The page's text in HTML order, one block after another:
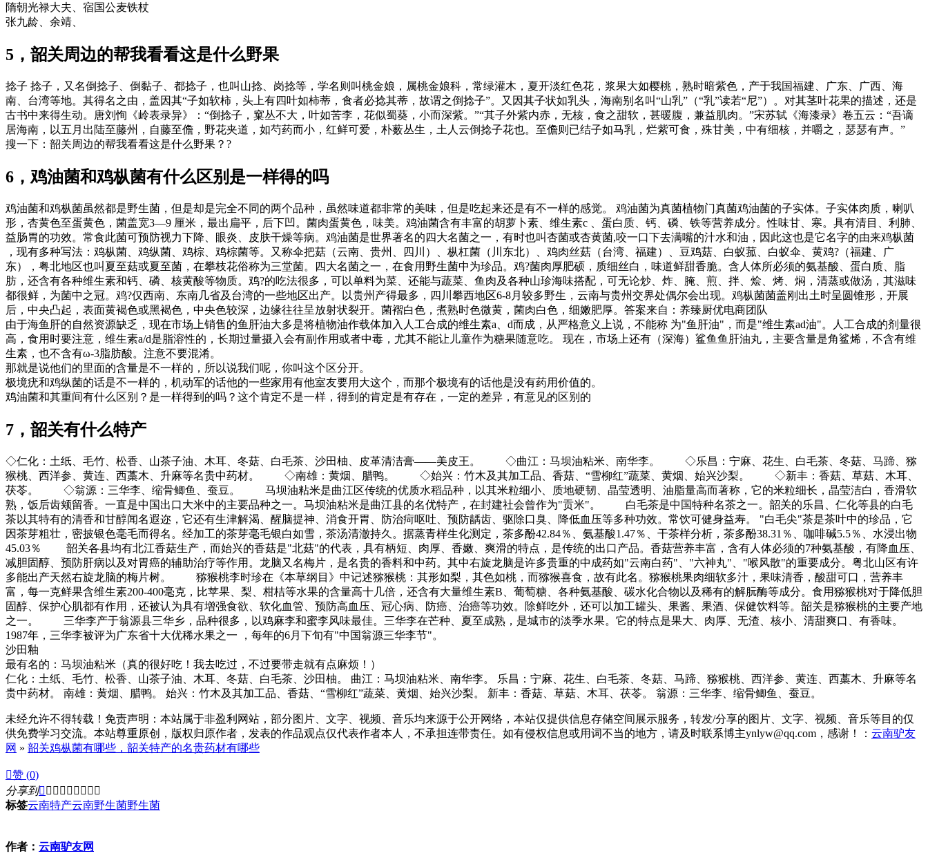
隋朝光禄大夫、宿国公麦铁杖
张九龄、余靖、
5，韶关周边的帮我看看这是什么野果
捻子 捻子，又名倒捻子、倒黏子、都捻子，也叫山捻、岗捻等，学名则叫桃金娘，属桃金娘科，常绿灌木，夏开淡红色花，浆果大如樱桃，熟时暗紫色，产于我国福建、广东、广西、海
南、台湾等地。其得名之由，盖因其“子如软柿，头上有四叶如柿蒂，食者必捻其蒂，故谓之倒捻子”。又因其子状如乳头，海南别名叫“山乳”（“乳”读若“尼”）。对其茎叶花果的描述，还是
古书中来得生动。唐刘恂《岭表录异》：“倒捻子，窠丛不大，叶如苦李，花似蜀葵，小而深紫。”“其子外紫内赤，无核，食之甜软，甚暖腹，兼益肌肉。”宋苏轼《海漆录》卷五云：“吾谪
居海南，以五月出陆至藤州，自藤至儋，野花夹道，如芍药而小，红鲜可爱，朴薮丛生，土人云倒捻子花也。至儋则已结子如马乳，烂紫可食，殊甘美，中有细核，并嚼之，瑟瑟有声。”
搜一下：韶关周边的帮我看看这是什么野果？?
6，鸡油菌和鸡枞菌有什么区别是一样得的吗
鸡油菌和鸡枞菌虽然都是野生菌，但是却是完全不同的两个品种，虽然味道都非常的美味，但是吃起来还是有不一样的感觉。 鸡油菌为真菌植物门真菌鸡油菌的子实体。子实体肉质，喇叭
形，杏黄色至蛋黄色，菌盖宽3—9 厘米，最出扁平，后下凹。菌肉蛋黄色，味美。鸡油菌含有丰富的胡萝卜素、维生素c 、蛋白质、钙、磷、铁等营养成分。性味甘、寒。具有清目、利肺、
益肠胃的功效。常食此菌可预防视力下降、眼炎、皮肤干燥等病。鸡油菌是世界著名的四大名菌之一，有时也叫杏菌或杏黄菌,咬一口下去满嘴的汁水和油，因此这也是它名字的由来鸡枞菌
，现有多种写法：鸡枞菌、鸡纵菌、鸡棕、鸡棕菌等。又称伞把菇（云南、贵州、四川）、枞杠菌（川东北）、鸡肉丝菇（台湾、福建）、豆鸡菇、白蚁菰、白蚁伞、黄鸡?（福建、广
东），粤北地区也叫夏至菇或夏至菌，在攀枝花俗称为三堂菌。四大名菌之一，在食用野生菌中为珍品。鸡?菌肉厚肥硕，质细丝白，味道鲜甜香脆。含人体所必须的氨基酸、蛋白质、脂
肪，还含有各种维生素和钙、磷、核黄酸等物质。鸡?的吃法很多，可以单料为菜、还能与蔬菜、鱼肉及各种山珍海味搭配，可无论炒、炸、腌、煎、拌、烩、烤、焖，清蒸或做汤，其滋味
都很鲜，为菌中之冠。鸡?仅西南、东南几省及台湾的一些地区出产。以贵州产得最多，四川攀西地区6-8月较多野生，云南与贵州交界处偶尔会出现。鸡枞菌菌盖刚出土时呈圆锥形，开展
后，中央凸起，表面黄褐色或黑褐色，中央色较深，边缘往往呈放射状裂开。菌褶白色，煮熟时色微黄，菌肉白色，细嫩肥厚。答案来自：养臻厨优电商团队
由于海鱼肝的自然资源缺乏，现在市场上销售的鱼肝油大多是将植物油作载体加入人工合成的维生素a、d而成，从严格意义上说，不能称 为"鱼肝油"，而是"维生素ad油"。人工合成的剂量很
高，食用时要注意，维生素a/d是脂溶性的，长期过量摄入会有副作用或者中毒，尤其不能让儿童作为糖果随意吃。 现在，市场上还有（深海）鲨鱼鱼肝油丸，主要含量是角鲨烯，不含有维
生素，也不含有ω-3脂肪酸。注意不要混淆。
那就是说他们的里面的含量是不一样的，所以说我们呢，你叫这个区分开。
极境疣和鸡纵菌的话是不一样的，机动军的话他的一些家用有他室友要用大这个，而那个极境有的话他是没有药用价值的。
鸡油菌和其重间有什么区别？是一样得到的吗？这个肯定不是一样，得到的肯定是有存在，一定的差异，有意见的区别的
7，韶关有什么特产
◇仁化：土纸、毛竹、松香、山茶子油、木耳、冬菇、白毛茶、沙田柚、皮革清洁膏——美皮王。 ◇曲江：马坝油粘米、南华李。 ◇乐昌：宁麻、花生、白毛茶、冬菇、马蹄、猕
猴桃、西洋参、黄连、西藁木、升麻等名贵中药材。 ◇南雄：黄烟、腊鸭。 ◇始兴：竹木及其加工品、香菇、“雪柳红”蔬菜、黄烟、始兴沙梨。 ◇新丰：香菇、草菇、木耳、
茯苓。 ◇翁源：三华李、缩骨鲫鱼、蚕豆。 马坝油粘米是曲江区传统的优质水稻品种，以其米粒细小、质地硬韧、晶莹透明、油脂量高而著称，它的米粒细长，晶莹洁白，香滑软
熟，饭后齿颊留香。一直是中国出口大米中的主要品种之一。马坝油粘米是曲江县的名优特产，在封建社会曾作为"贡米"。 白毛茶是中国特种名茶之一。韶关的乐昌、仁化等县的白毛
茶以其特有的清香和甘醇闻名遐迩，它还有生津解渴、醒脑提神、消食开胃、防治疴呕吐、预防龋齿、驱除口臭、降低血压等多种功效。常饮可健身益寿。 "白毛尖"茶是茶叶中的珍品，它
因茶芽粗壮，密披银色毫毛而得名。经加工的茶芽毫毛银白如雪，茶汤清澈持久。据蒸青样生化测定，茶多酚42.84％、氨基酸1.47％、干茶样分析，茶多酚38.31％、咖啡碱5.5％、水浸出物
45.03％ 韶关各县均有北江香菇生产，而始兴的香菇是"北菇"的代表，具有柄短、肉厚、香嫩、爽滑的特点，是传统的出口产品。香菇营养丰富，含有人体必须的7种氨基酸，有降血压、
减胆固醇、预防肝病以及对胃癌的辅助治疗等作用。龙脑又名梅片，是名贵的香料和中药。其中右旋龙脑是许多贵重的中成药如"云南白药"、"六神丸"、"喉风散"的重要成分。粤北山区有许
多能出产天然右旋龙脑的梅片树。 猕猴桃李时珍在《本草纲目》中记述猕猴桃：其形如梨，其色如桃，而猕猴喜食，故有此名。猕猴桃果肉细软多汁，果味清香，酸甜可口，营养丰
富，每一克鲜果含维生素200-400毫克，比苹果、梨、柑桔等水果的含量高十几倍，还含有大量维生素B、葡萄糖、各种氨基酸、碳水化合物以及稀有的解朊酶等成分。食用猕猴桃对于降低胆
固醇、保护心肌都有作用，还被认为具有增强食欲、软化血管、预防高血压、冠心病、防癌、治癌等功效。除鲜吃外，还可以加工罐头、果酱、果酒、保健饮料等。韶关是猕猴桃的主要产地
之一。 三华李产于翁源县三华乡，品种很多，以鸡麻李和蜜李风味最佳。三华李在芒种、夏至成熟，是城市的淡季水果。它的特点是果大、肉厚、无渣、核小、清甜爽口、有香味。
1987年，三华李被评为广东省十大优稀水果之一 ，每年的6月下旬有"中国翁源三华李节"。
沙田釉
最有名的：马坝油粘米（真的很好吃！我去吃过，不过要带走就有点麻烦！）
仁化：土纸、毛竹、松香、山茶子油、木耳、冬菇、白毛茶、沙田柚。 曲江：马坝油粘米、南华李。 乐昌：宁麻、花生、白毛茶、冬菇、马蹄、猕猴桃、西洋参、黄连、西藁木、升麻等名
贵中药材。 南雄：黄烟、腊鸭。 始兴：竹木及其加工品、香菇、“雪柳红”蔬菜、黄烟、始兴沙梨。 新丰：香菇、草菇、木耳、茯苓。 翁源：三华李、缩骨鲫鱼、蚕豆。
未经允许不得转载！免责声明：本站属于非盈利网站，部分图片、文字、视频、音乐均来源于公开网络，本站仅提供信息存储空间展示服务，转发/分享的图片、文字、视频、音乐等目的仅
供免费学习交流。本站尊重原创，版权归原作者，发表的作品观点仅代表作者本人，不承担连带责任。如有侵权信息或用词不当的地方，请及时联系博主ynlyw@qq.com，感谢！： 云南驴友
网 » 韶关鸡枞菌有哪些，韶关特产的名贵药材有哪些
赞 (0)
分享到        
标签云南特产云南野生菌野生菌
作者： 云南驴友网